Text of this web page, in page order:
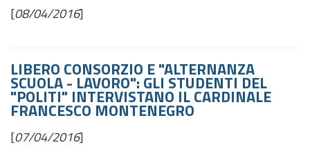
[08/04/2016]
LIBERO CONSORZIO E "ALTERNANZA
SCUOLA - LAVORO": GLI STUDENTI DEL
"POLITI" INTERVISTANO IL CARDINALE
FRANCESCO MONTENEGRO
[07/04/2016]